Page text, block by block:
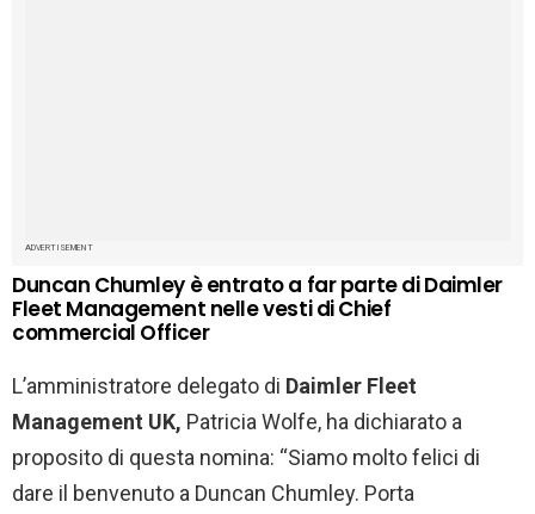
ADVERTISEMENT
Duncan Chumley è entrato a far parte di Daimler
Fleet Management nelle vesti di Chief
commercial Officer
L’amministratore delegato di Daimler Fleet
Management UK, Patricia Wolfe, ha dichiarato a
proposito di questa nomina: “Siamo molto felici di
dare il benvenuto a Duncan Chumley. Porta